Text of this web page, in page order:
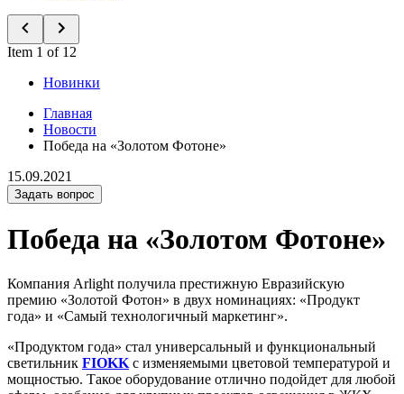
Item 1 of 12
Новинки
Главная
Новости
Победа на «Золотом Фотоне»
15.09.2021
Задать вопрос
Победа на «Золотом Фотоне»
Компания Arlight получила престижную Евразийскую
премию «Золотой Фотон» в двух номинациях: «Продукт
года» и «Самый технологичный маркетинг».
«Продуктом года» стал универсальный и функциональный
светильник FIOKK с изменяемыми цветовой температурой и
мощностью. Такое оборудование отлично подойдет для любой